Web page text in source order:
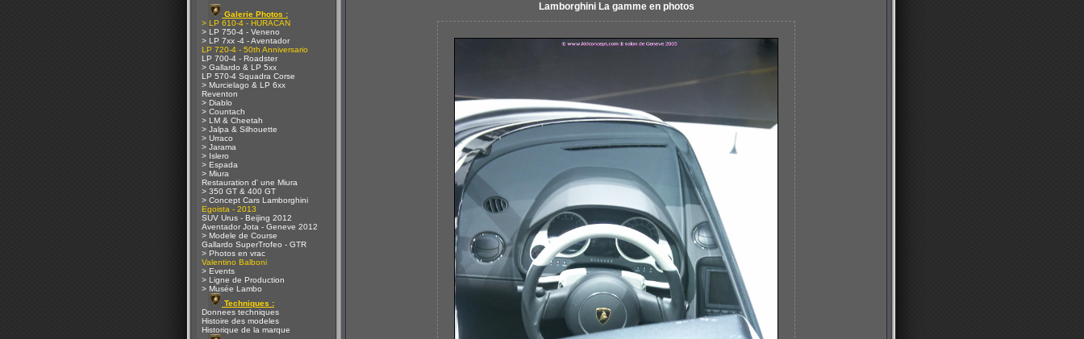
Galerie Photos :
> LP 610-4 - HURACAN
> LP 750-4 - Veneno
> LP 7xx -4 - Aventador
LP 720-4 - 50th Anniversario
LP 700-4 - Roadster
> Gallardo & LP 5xx
LP 570-4 Squadra Corse
> Murcielago & LP 6xx
Reventon
> Diablo
> Countach
> LM & Cheetah
> Jalpa & Silhouette
> Urraco
> Jarama
> Islero
> Espada
> Miura
Restauration d' une Miura
> 350 GT & 400 GT
> Concept Cars Lamborghini
Egoista - 2013
SUV Urus - Beijing 2012
Aventador Jota - Geneve 2012
> Modele de Course
Gallardo SuperTrofeo - GTR
> Photos en vrac
Valentino Balboni
> Events
> Ligne de Production
> Musée Lambo
Techniques :
Donnees techniques
Histoire des modeles
Historique de la marque
Lamborghini La gamme en photos